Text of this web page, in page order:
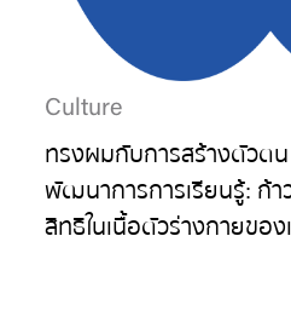
Culture
ทรงผมกับการสร้างตัวตน
พัฒนาการการเรียนรู้: ก้
สิทธิในเนื้อตัวร่างกายของ